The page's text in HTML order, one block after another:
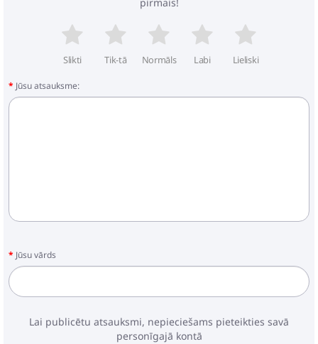
Slikti Tik-tā Normāls Labi Lieliski
Jūsu atsauksme:
Jūsu vārds
Lai publicētu atsauksmi, nepieciešams pieteikties savā
personīgajā kontā